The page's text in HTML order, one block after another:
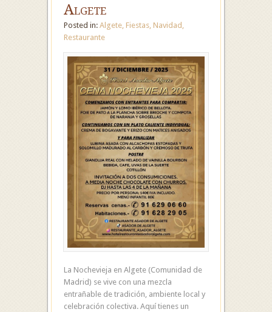
Algete
Posted in: Algete Fiestas Navidad
Restaurante
La Nochevieja en Algete (Comunidad de
Madrid) se vive con una mezcla
entrañable de tradición, ambiente local y
celebración colectiva. Aquí tienes un